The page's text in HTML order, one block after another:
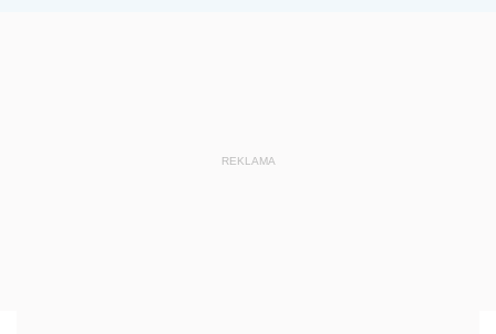
REKLAMA